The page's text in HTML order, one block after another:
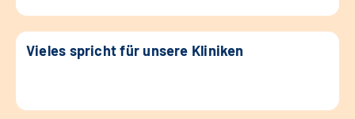
Vieles spricht für unsere Kliniken